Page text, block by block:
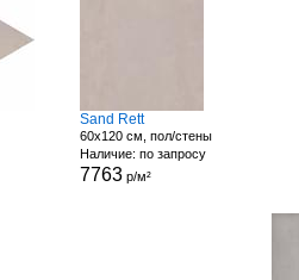
Sand Rett
60x120 см, пол/стены
Наличие: по запросу
7763 р/м²